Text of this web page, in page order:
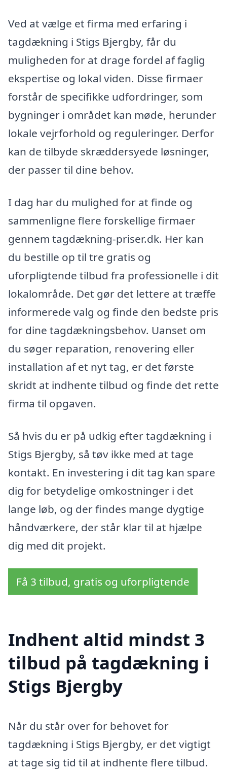
Ved at vælge et firma med erfaring i
tagdækning i Stigs Bjergby, får du
muligheden for at drage fordel af faglig
ekspertise og lokal viden. Disse firmaer
forstår de specifikke udfordringer, som
bygninger i området kan møde, herunder
lokale vejrforhold og reguleringer. Derfor
kan de tilbyde skræddersyede løsninger,
der passer til dine behov.
I dag har du mulighed for at finde og
sammenligne flere forskellige firmaer
gennem tagdækning-priser.dk. Her kan
du bestille op til tre gratis og
uforpligtende tilbud fra professionelle i dit
lokalområde. Det gør det lettere at træffe
informerede valg og finde den bedste pris
for dine tagdækningsbehov. Uanset om
du søger reparation, renovering eller
installation af et nyt tag, er det første
skridt at indhente tilbud og finde det rette
firma til opgaven.
Så hvis du er på udkig efter tagdækning i
Stigs Bjergby, så tøv ikke med at tage
kontakt. En investering i dit tag kan spare
dig for betydelige omkostninger i det
lange løb, og der findes mange dygtige
håndværkere, der står klar til at hjælpe
dig med dit projekt.
Få 3 tilbud, gratis og uforpligtende
Indhent altid mindst 3
tilbud på tagdækning i
Stigs Bjergby
Når du står over for behovet for
tagdækning i Stigs Bjergby, er det vigtigt
at tage sig tid til at indhente flere tilbud.